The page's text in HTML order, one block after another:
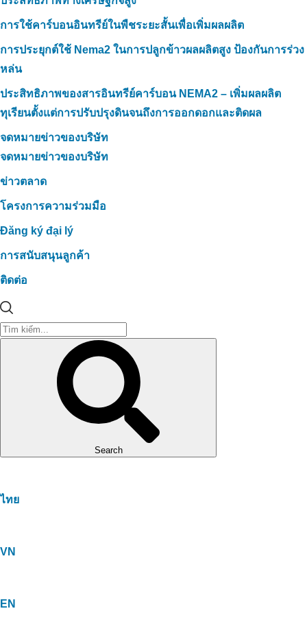
การใช้คาร์บอนอินทรีย์ในพืชระยะสั้นเพื่อเพิ่มผลผลิต
การประยุกต์ใช้ Nema2 ในการปลูกข้าวผลผลิตสูง ป้องกันการร่วง
หล่น
ประสิทธิภาพของสารอินทรีย์คาร์บอน NEMA2 – เพิ่มผลผลิต
ทุเรียนตั้งแต่การปรับปรุงดินจนถึงการออกดอกและติดผล
จดหมายข่าวของบริษัท
จดหมายข่าวของบริษัท
ข่าวตลาด
โครงการความร่วมมือ
Đăng ký đại lý
การสนับสนุนลูกค้า
ติดต่อ
Search
ไทย
VN
EN